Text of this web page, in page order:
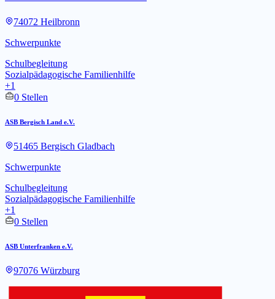
74072 Heilbronn
Schwerpunkte
Schulbegleitung
Sozialpädagogische Familienhilfe
+1
0 Stellen
ASB Bergisch Land e.V.
51465 Bergisch Gladbach
Schwerpunkte
Schulbegleitung
Sozialpädagogische Familienhilfe
+1
0 Stellen
ASB Unterfranken e.V.
97076 Würzburg